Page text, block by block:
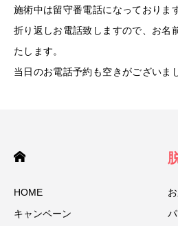
施術中は留守番電話になっております
折り返しお電話致しますので、お名
たします。
当日のお電話予約も空きがございま
HOME
キャンペーン